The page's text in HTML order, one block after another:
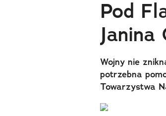
Pod
Janina
Wojny nie
potrzebna
Towarzystwa